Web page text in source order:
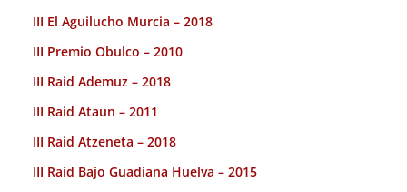
III El Aguilucho Murcia – 2018
III Premio Obulco – 2010
III Raid Ademuz – 2018
III Raid Ataun – 2011
III Raid Atzeneta – 2018
III Raid Bajo Guadiana Huelva – 2015